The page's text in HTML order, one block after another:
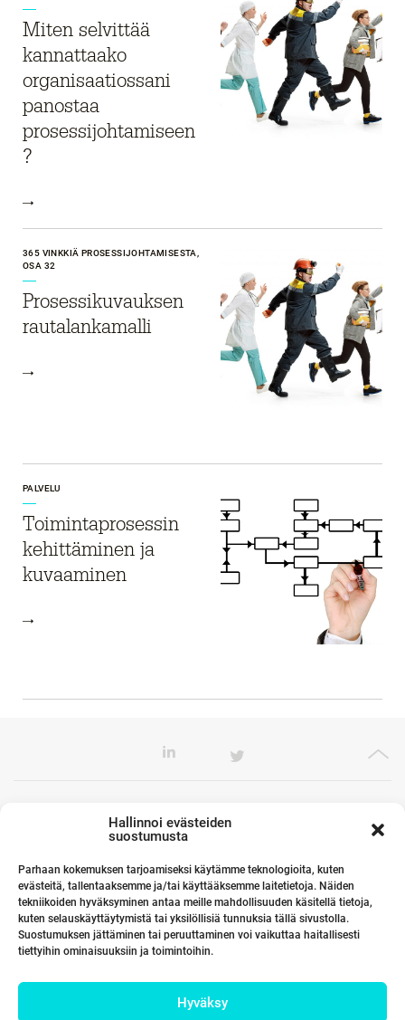
Hallinnoi evästeiden
suostumusta
Parhaan kokemuksen tarjoamiseksi käytämme teknologioita, kuten
evästeitä, tallentaaksemme ja/tai käyttääksemme laitetietoja. Näiden
tekniikoiden hyväksyminen antaa meille mahdollisuuden käsitellä tietoja,
kuten selauskäyttäytymistä tai yksilöllisiä tunnuksia tällä sivustolla.
Suostumuksen jättäminen tai peruuttaminen voi vaikuttaa haitallisesti
tiettyihin ominaisuuksiin ja toimintoihin.
Hyväksy
Miten selvittää
kannattaako
organisaatiossani
panostaa
prosessijohtamiseen
?
365 VINKKIÄ PROSESSIJOHTAMISESTA,
OSA 32
Prosessikuvauksen
rautalankamalli
PALVELU
Toimintaprosessin
kehittäminen ja
kuvaaminen
Toimistomme Euroopassa
Kumppanimme maailmalla